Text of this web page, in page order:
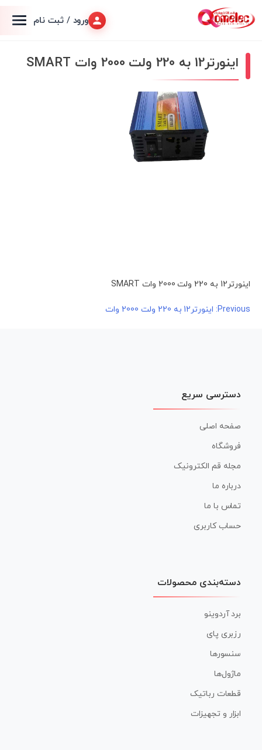
ورود / ثبت نام
اینورتر12 به 220 ولت 2000 وات SMART
اینورتر12 به 220 ولت 2000 وات SMART
راهبری
Previous: اینورتر12 به 220 ولت 2000 وات
دسترسی سریع
صفحه اصلی
فروشگاه
مجله قم الکترونیک
درباره ما
تماس با ما
حساب کاربری
دسته‌بندی محصولات
برد آردوینو
رزبری پای
سنسورها
ماژول‌ها
قطعات رباتیک
ابزار و تجهیزات